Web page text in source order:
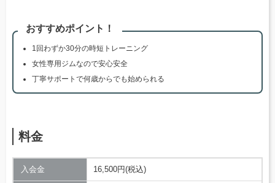
おすすめポイント！
1回わずか30分の時短トレーニング
女性専用ジムなので安心安全
丁寧サポートで何歳からでも始められる
料金
入会金 16,500円(税込)